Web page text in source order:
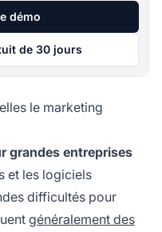
démo
de 30 jours
le marketing
grandes entreprises
et les logiciels
difficultés pour
généralement des